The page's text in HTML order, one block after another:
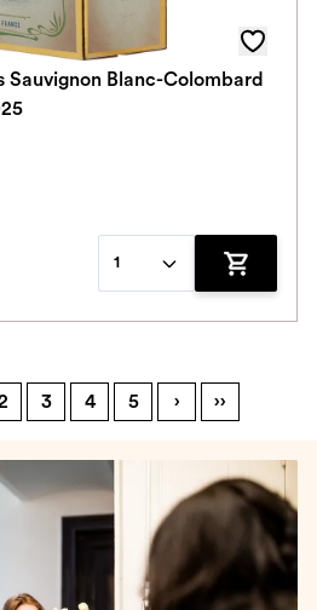
Sauvignon Blanc-Colombard
1
Zum
3 4 5 › ››